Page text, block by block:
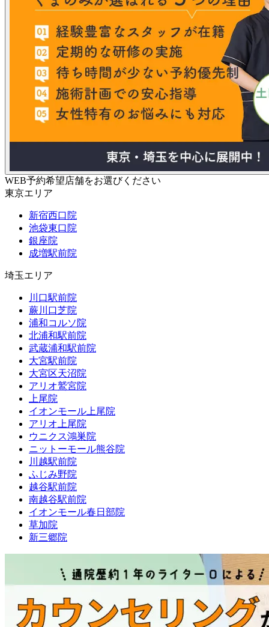
WEB予約希望店舗をお選びください
東京エリア
新宿西口院
池袋東口院
銀座院
成増駅前院
埼玉エリア
川口駅前院
蕨川口芝院
浦和コルソ院
北浦和駅前院
武蔵浦和駅前院
大宮駅前院
大宮区天沼院
アリオ鷲宮院
上尾院
イオンモール上尾院
アリオ上尾院
ウニクス鴻巣院
ニットーモール熊谷院
川越駅前院
ふじみ野院
越谷駅前院
南越谷駅前院
イオンモール春日部院
草加院
新三郷院